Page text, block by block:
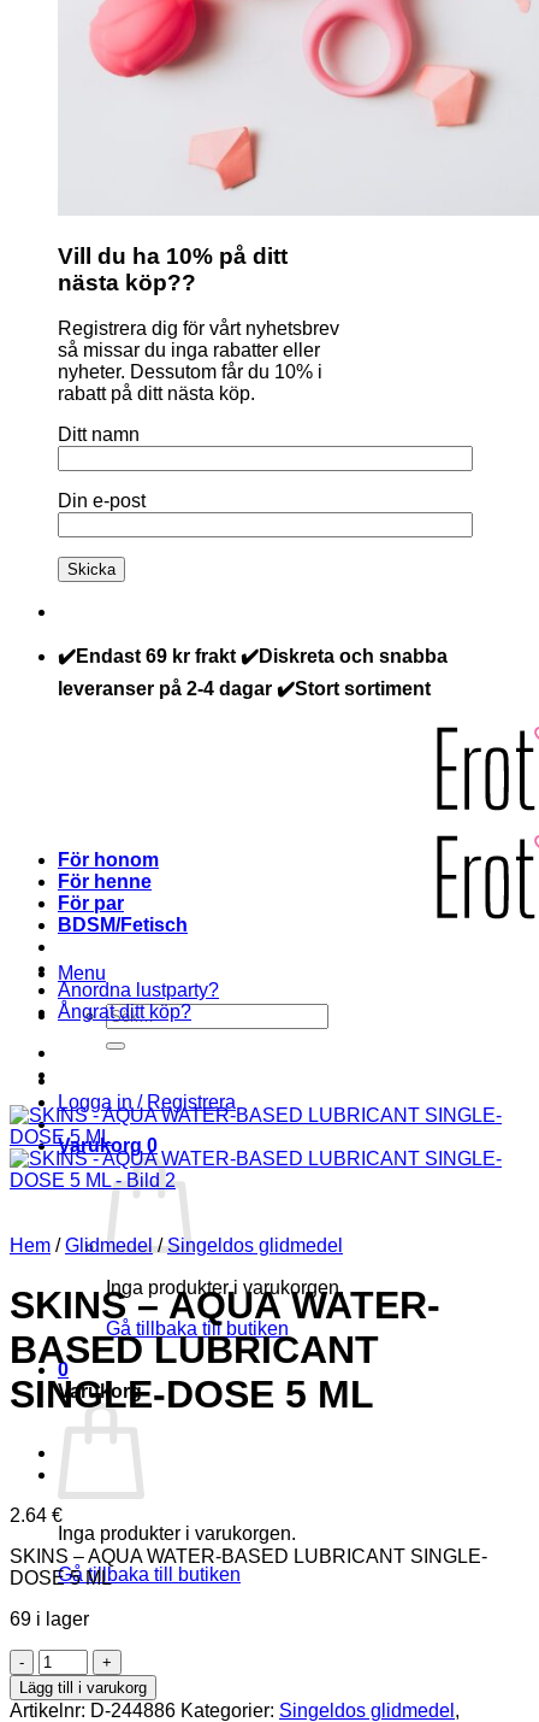
Vill du ha 10% på ditt
nästa köp??
Registrera dig för vårt nyhetsbrev
så missar du inga rabatter eller
nyheter. Dessutom får du 10% i
rabatt på ditt nästa köp.
Ditt namn
Din e-post
✔️Endast 69 kr frakt ✔️Diskreta och snabba
leveranser på 2-4 dagar ✔️Stort sortiment
Menu
Sök
efter:
Logga in / Registrera
Varukorg0
Inga produkter i varukorgen.
Gå tillbaka till butiken
0
Varukorg
Inga produkter i varukorgen.
Gå tillbaka till butiken
För honom
För henne
För par
BDSM/Fetisch
Anordna lustparty?
Ångrat ditt köp?
Hem / Glidmedel / Singeldos glidmedel
SKINS – AQUA WATER-
BASED LUBRICANT
SINGLE-DOSE 5 ML
2.64 €
SKINS – AQUA WATER-BASED LUBRICANT SINGLE-
DOSE 5 ML
69 i lager
SKINS
-
AQUA
Lägg till i varukorg
Artikelnr: D-244886 Kategorier: Singeldos glidmedel ,